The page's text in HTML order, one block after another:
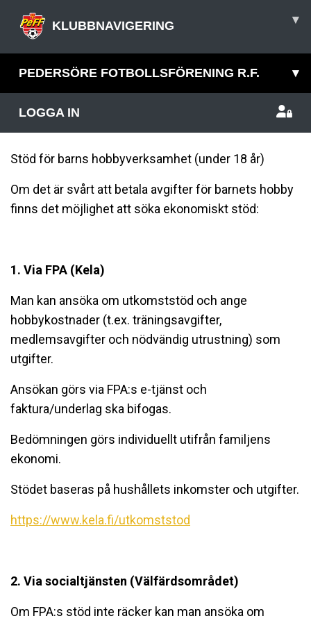
KLUBBNAVIGERING ▾
PEDERSÖRE FOTBOLLSFÖRENING R.F. ▾
LOGGA IN
Stöd för barns hobbyverksamhet (under 18 år)
Om det är svårt att betala avgifter för barnets hobby
finns det möjlighet att söka ekonomiskt stöd:
1. Via FPA (Kela)
Man kan ansöka om utkomststöd och ange
hobbykostnader (t.ex. träningsavgifter,
medlemsavgifter och nödvändig utrustning) som
utgifter.
Ansökan görs via FPA:s e-tjänst och
faktura/underlag ska bifogas.
Bedömningen görs individuellt utifrån familjens
ekonomi.
Stödet baseras på hushållets inkomster och utgifter.
https://www.kela.fi/utkomststod
2. Via socialtjänsten (Välfärdsområdet)
Om FPA:s stöd inte räcker kan man ansöka om